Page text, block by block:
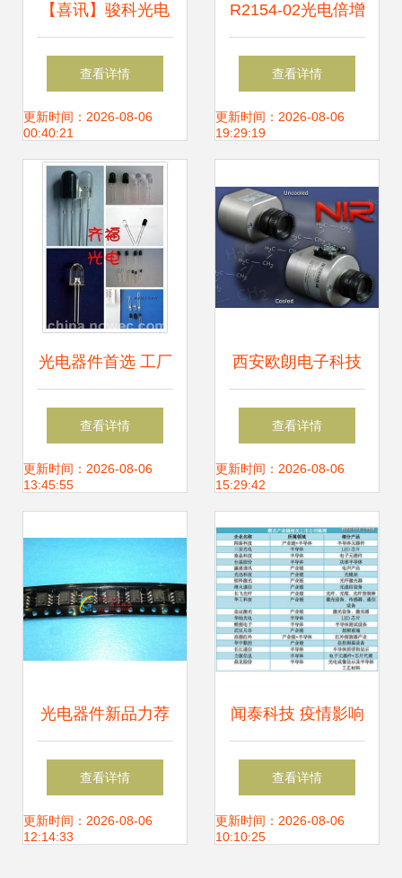
【喜讯】骏科光电
正式加入行业商会
专注光无源器件与
材料，助推光电器
件创新
查看详情
更新时间：2026-08-06
00:40:21
R2154-02光电倍增
管深度解析 从技术
特性到采购策略
查看详情
更新时间：2026-08-06
19:29:19
光电器件首选 工厂
直销F3F5红外圆头
无边对管
查看详情
更新时间：2026-08-06
13:45:55
西安欧朗电子科技
供应 高性能
KSU320*256近红
外相机 —— 精准
成像，卓越之选
查看详情
更新时间：2026-08-06
15:29:42
光电器件新品力荐
现货批发安华高逻
辑输出SOP-8原装
查看详情
更新时间：2026-08-06
12:14:33
闻泰科技 疫情影响
不大，捐赠100万
套医用手套支援光
查看详情
更新时间：2026-08-06
10:10:25